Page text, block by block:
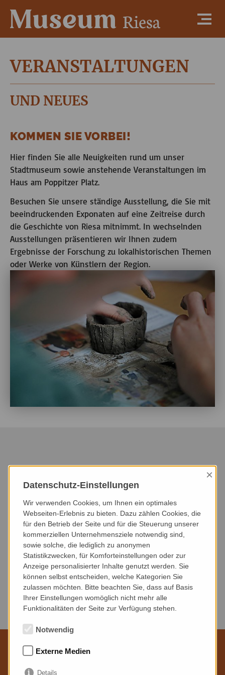
VERANSTALTUNGEN
UND NEUES
KOMMEN SIE VORBEI!
Hier finden Sie alle Neuigkeiten rund um unser
Stadtmuseum sowie anstehende Veranstaltungen im
Haus am Poppitzer Platz.
Besuchen Sie unsere ständige Ausstellung, die Sie mit
beeindruckenden Exponaten auf eine Zeitreise durch
die Geschichte von Riesa mitnimmt. In wechselnden
Ausstellungen präsentieren wir Ihnen zudem
Ergebnisse der Forschung zu lokalhistorischen Themen
oder Werke von Künstlern der Region.
NÄCHSTE 6 MONATE
VERANSTALTUNGSART VERANSTALTUNGSORT
Keine Veranstaltungen gefunden.
Datenschutz-Einstellungen
×
Wir verwenden Cookies, um Ihnen ein optimales
Webseiten-Erlebnis zu bieten. Dazu zählen Cookies, die
für den Betrieb der Seite und für die Steuerung unserer
kommerziellen Unternehmensziele notwendig sind,
sowie solche, die lediglich zu anonymen
Statistikzwecken, für Komforteinstellungen oder zur
Anzeige personalisierter Inhalte genutzt werden. Sie
können selbst entscheiden, welche Kategorien Sie
zulassen möchten. Bitte beachten Sie, dass auf Basis
Ihrer Einstellungen womöglich nicht mehr alle
Funktionalitäten der Seite zur Verfügung stehen.
Notwendig
Externe Medien
Details